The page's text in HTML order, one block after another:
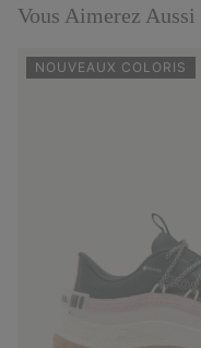
Vous Aimerez Aussi
NOUVEAUX COLORIS